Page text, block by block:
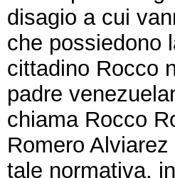
disagio a cui
che possiedono
cittadino Rocco
padre
chiama Rocco
Romero
tale normativa,